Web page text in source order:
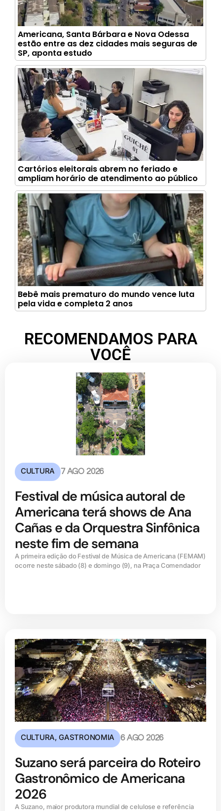
Americana, Santa Bárbara e Nova Odessa
estão entre as dez cidades mais seguras de
SP, aponta estudo
Cartórios eleitorais abrem no feriado e
ampliam horário de atendimento ao público
Bebê mais prematuro do mundo vence luta
pela vida e completa 2 anos
RECOMENDAMOS PARA
VOCÊ
CULTURA 7 AGO 2026
Festival de música autoral de
Americana terá shows de Ana
Cañas e da Orquestra Sinfônica
neste fim de semana
A primeira edição do Festival de Música de Americana (FEMAM)
ocorre neste sábado (8) e domingo (9), na Praça Comendador
CULTURA,GASTRONOMIA 6 AGO 2026
Suzano será parceira do Roteiro
Gastronômico de Americana
2026
A Suzano, maior produtora mundial de celulose e referência